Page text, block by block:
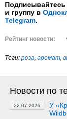
и группу в
Telegram.
Рейтинг новости:
Теги: роза, аромат,
Новости по
22.07.2026
У